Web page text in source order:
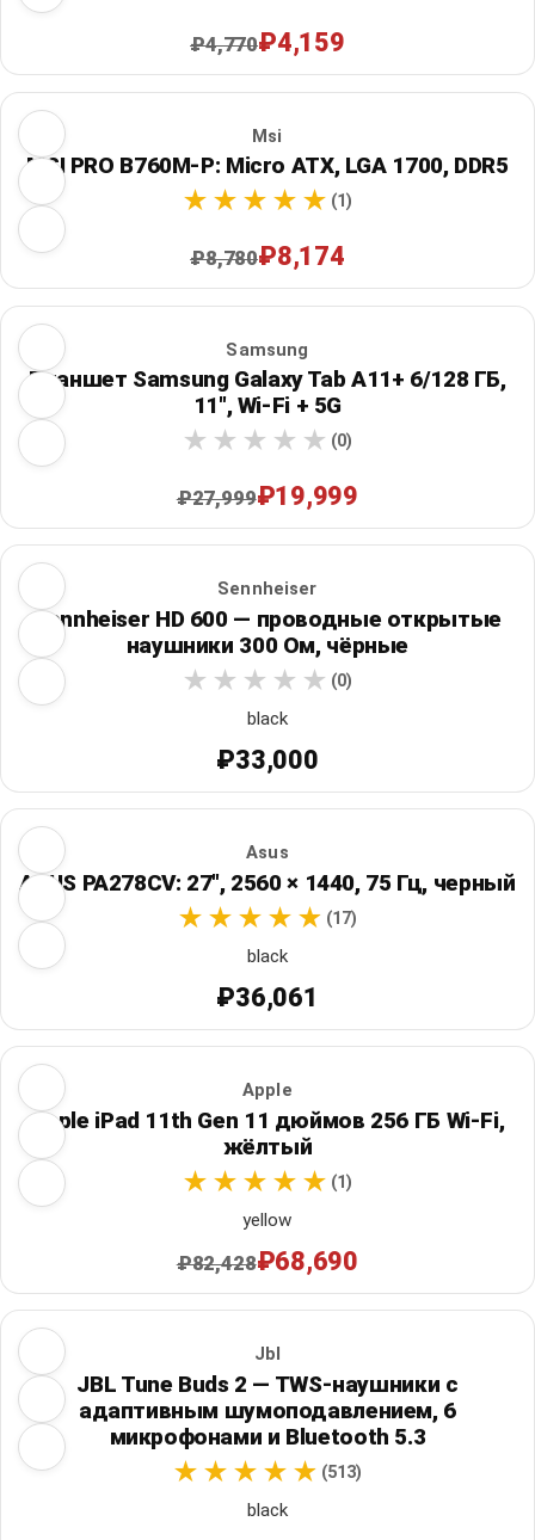
₽4,770₽4,159
Msi
MSI PRO B760M-P: Micro ATX, LGA 1700, DDR5
(1)
₽8,780₽8,174
Samsung
Планшет Samsung Galaxy Tab A11+ 6/128 ГБ,
11", Wi‑Fi + 5G
(0)
₽27,999₽19,999
Sennheiser
Sennheiser HD 600 — проводные открытые
наушники 300 Ом, чёрные
(0)
black
₽33,000
Asus
ASUS PA278CV: 27", 2560 × 1440, 75 Гц, черный
(17)
black
₽36,061
Apple
Apple iPad 11th Gen 11 дюймов 256 ГБ Wi‑Fi,
жёлтый
(1)
yellow
₽82,428₽68,690
Jbl
JBL Tune Buds 2 — TWS-наушники с
адаптивным шумоподавлением, 6
микрофонами и Bluetooth 5.3
(513)
black